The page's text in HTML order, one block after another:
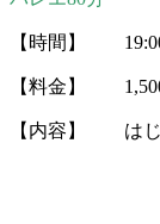
【時間】
【料金】
【内容】 はじ